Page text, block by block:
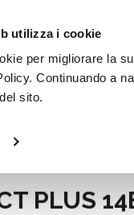
utilizza i cookie
per migliorare la
Continuando a
sito.
PLUS